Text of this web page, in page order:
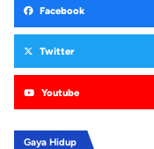
Facebook
Twitter
Youtube
Gaya Hidup